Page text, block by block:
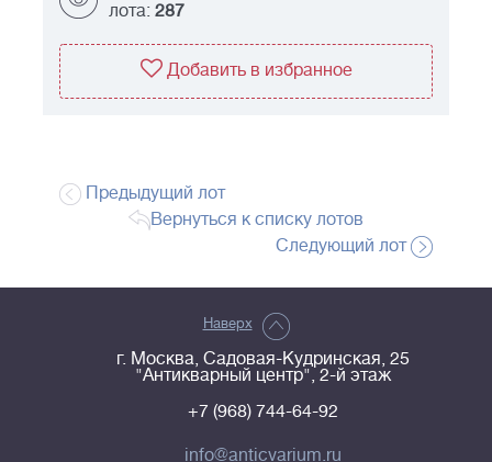
лота: 287
Добавить в избранное
Предыдущий лот
Вернуться к списку лотов
Следующий лот
Наверх
г. Москва, Садовая-Кудринская, 25
"Антикварный центр", 2-й этаж
+7 (968) 744-64-92
info@anticvarium.ru